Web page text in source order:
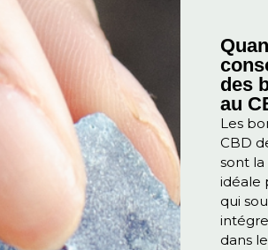
des
au
Les
CBD
sont la
idéale
qui
dans